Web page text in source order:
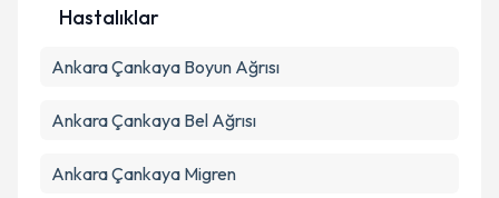
Hastalıklar
Ankara Çankaya Boyun Ağrısı
Ankara Çankaya Bel Ağrısı
Ankara Çankaya Migren